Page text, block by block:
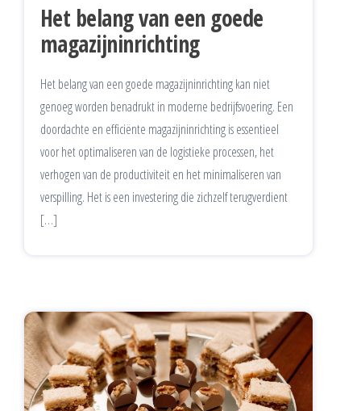
Het belang van een goede
magazijninrichting
Het belang van een goede magazijninrichting kan niet
genoeg worden benadrukt in moderne bedrijfsvoering. Een
doordachte en efficiënte magazijninrichting is essentieel
voor het optimaliseren van de logistieke processen, het
verhogen van de productiviteit en het minimaliseren van
verspilling. Het is een investering die zichzelf terugverdient
[…]